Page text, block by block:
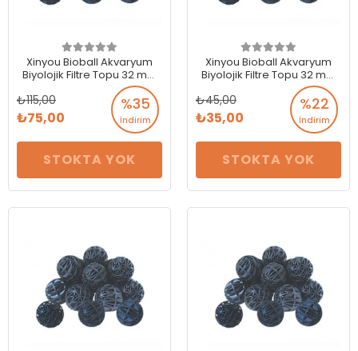
Xinyou Bioball Akvaryum
Biyolojik Filtre Topu 32 mm
%35
İndirim
115,00
75,00
STOKTA YOK
Xinyou Bioball Akvaryum
Biyolojik Filtre Topu 32 mm
%22
İndirim
45,00
35,00
STOKTA YOK